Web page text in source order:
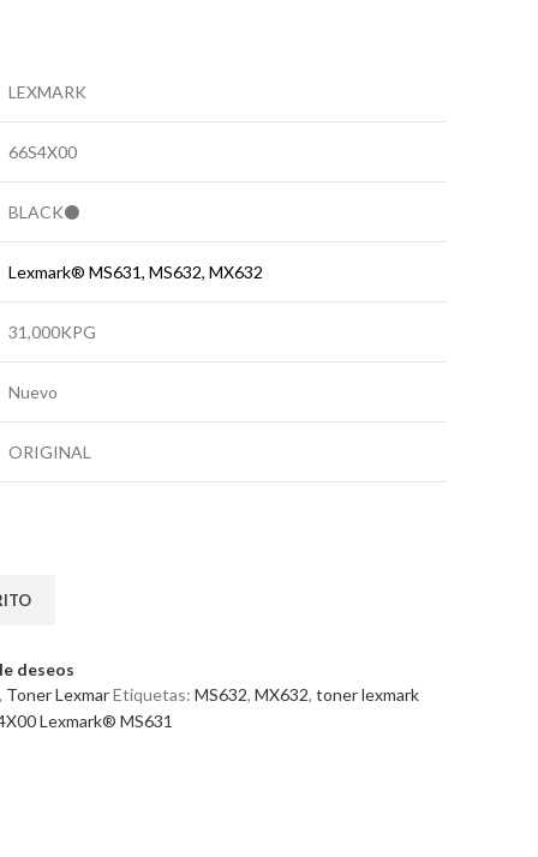
LEXMARK
66S4X00
BLACK⚫
Lexmark® MS631, MS632, MX632
31,000KPG
Nuevo
ORIGINAL
deseos
, Toner LexmarEtiquetas: MS632, MX632, toner lexmark
Lexmark® MS631